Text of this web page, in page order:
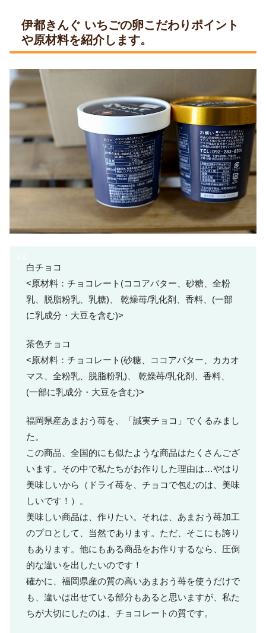
伊都きんぐ いちごの卵こだわりポイント
や原材料を紹介します。
白チョコ
<原材料：チョコレート(ココアバター、砂糖、全粉
乳、脱脂粉乳、乳糖)、 乾燥苺/乳化剤、香料、(一部
に乳成分・大豆を含む)>
茶色チョコ
<原材料：チョコレート(砂糖、ココアバター、カカオ
マス、全粉乳、脱脂粉乳)、 乾燥苺/乳化剤、香料、
(一部に乳成分・大豆を含む)>
福岡県産あまおう苺を、「誠実チョコ」でくるみまし
た。
この商品、全国的にも似たような商品はたくさんござ
います。その中で私たちがお作りした理由は…やはり
美味しいから（ドライ苺を、チョコで包むのは、美味
しいです！）。
美味しい商品は、作りたい。それは、あまおう苺加工
のプロとして、当然であります。ただ、そこにも誇り
もあります。他にもある商品をお作りするなら、圧倒
的な違いを出したいのです！
確かに、福岡県産の質の高いあまおう苺を使うだけで
も、違いは出せている部分もあると思いますが、私た
ちが大切にしたのは、チョコレートの質です。